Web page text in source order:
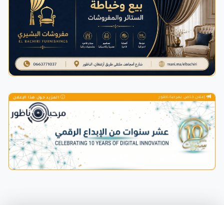
إعلان خاص بمرحباناظور المزيد حول هذا الإعلان